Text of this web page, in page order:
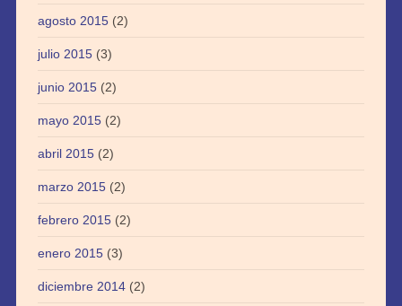
agosto 2015(2)
julio 2015(3)
junio 2015(2)
mayo 2015(2)
abril 2015(2)
marzo 2015(2)
febrero 2015(2)
enero 2015(3)
diciembre 2014(2)